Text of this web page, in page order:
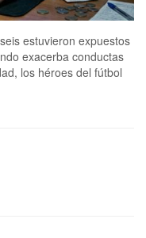
estuvieron expuestos
exacerba conductas
los héroes del fútbol